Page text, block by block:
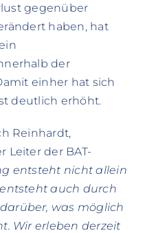
gegenüber
haben, hat
der
einher hat sich
deutlich erhöht.
Reinhardt,
Leiter der BAT-
entsteht nicht allein
auch durch
was möglich
Wir erleben derzeit